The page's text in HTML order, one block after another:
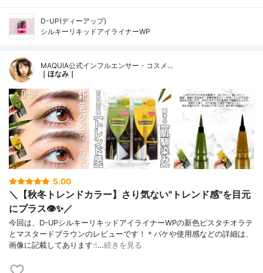
D-UP(ディーアップ)
シルキーリキッドアイライナーWP
MAQUIA公式インフルエンサー・コスメ…
｜ほなみ｜
5.00
＼【秋冬トレンドカラー】さり気ない"トレンド感"を目元
にプラス👁✨／
今回は、D-UPシルキーリキッドアイライナーWPの新色ピスタチオラテ
とマスタードブラウンのレビューです！＊パケや使用感などの詳細は、
画像に記載してあります☝︎…続きを見る